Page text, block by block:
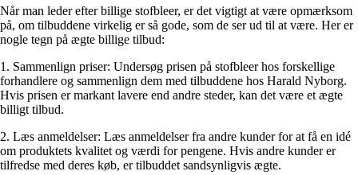
Når man leder efter billige stofbleer, er det vigtigt at være opmærksom
på, om tilbuddene virkelig er så gode, som de ser ud til at være. Her er
nogle tegn på ægte billige tilbud:
1. Sammenlign priser: Undersøg prisen på stofbleer hos forskellige
forhandlere og sammenlign dem med tilbuddene hos Harald Nyborg.
Hvis prisen er markant lavere end andre steder, kan det være et ægte
billigt tilbud.
2. Læs anmeldelser: Læs anmeldelser fra andre kunder for at få en idé
om produktets kvalitet og værdi for pengene. Hvis andre kunder er
tilfredse med deres køb, er tilbuddet sandsynligvis ægte.